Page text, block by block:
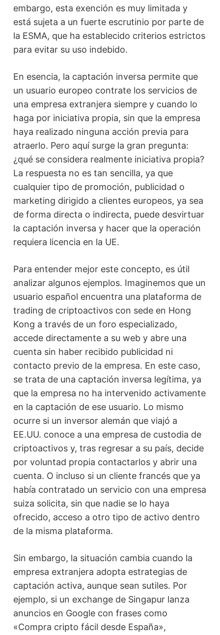
embargo, esta exención es muy limitada y
está sujeta a un fuerte escrutinio por parte de
la ESMA, que ha establecido criterios estrictos
para evitar su uso indebido.
En esencia, la captación inversa permite que
un usuario europeo contrate los servicios de
una empresa extranjera siempre y cuando lo
haga por iniciativa propia, sin que la empresa
haya realizado ninguna acción previa para
atraerlo. Pero aquí surge la gran pregunta:
¿qué se considera realmente iniciativa propia?
La respuesta no es tan sencilla, ya que
cualquier tipo de promoción, publicidad o
marketing dirigido a clientes europeos, ya sea
de forma directa o indirecta, puede desvirtuar
la captación inversa y hacer que la operación
requiera licencia en la UE.
Para entender mejor este concepto, es útil
analizar algunos ejemplos. Imaginemos que un
usuario español encuentra una plataforma de
trading de criptoactivos con sede en Hong
Kong a través de un foro especializado,
accede directamente a su web y abre una
cuenta sin haber recibido publicidad ni
contacto previo de la empresa. En este caso,
se trata de una captación inversa legítima, ya
que la empresa no ha intervenido activamente
en la captación de ese usuario. Lo mismo
ocurre si un inversor alemán que viajó a
EE.UU. conoce a una empresa de custodia de
criptoactivos y, tras regresar a su país, decide
por voluntad propia contactarlos y abrir una
cuenta. O incluso si un cliente francés que ya
había contratado un servicio con una empresa
suiza solicita, sin que nadie se lo haya
ofrecido, acceso a otro tipo de activo dentro
de la misma plataforma.
Sin embargo, la situación cambia cuando la
empresa extranjera adopta estrategias de
captación activa, aunque sean sutiles. Por
ejemplo, si un exchange de Singapur lanza
anuncios en Google con frases como
«Compra cripto fácil desde España»,